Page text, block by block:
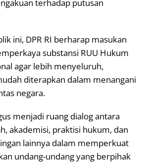
terhadap putusan
ini, DPR RI berharap masukan
substansi RUU Hukum
agar lebih menyeluruh,
diterapkan dalam menangani
negara.
menjadi ruang dialog antara
akademisi, praktisi hukum, dan
lainnya dalam memperkuat
undang-undang yang berpihak